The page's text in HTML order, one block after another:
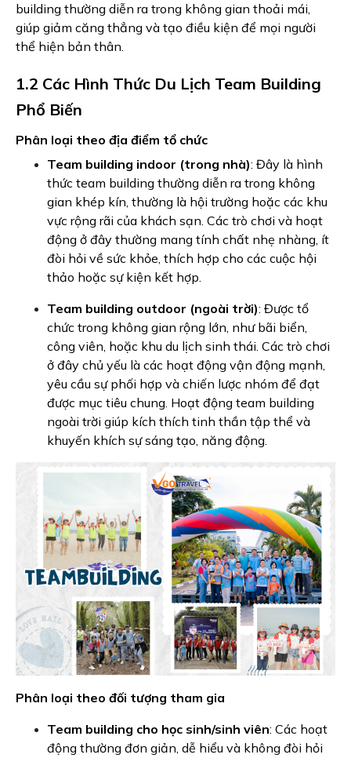
building thường diễn ra trong không gian thoải mái,
giúp giảm căng thẳng và tạo điều kiện để mọi người
thể hiện bản thân.
1.2 Các Hình Thức Du Lịch Team Building
Phổ Biến
Phân loại theo địa điểm tổ chức
Team building indoor (trong nhà): Đây là hình
thức team building thường diễn ra trong không
gian khép kín, thường là hội trường hoặc các khu
vực rộng rãi của khách sạn. Các trò chơi và hoạt
động ở đây thường mang tính chất nhẹ nhàng, ít
đòi hỏi về sức khỏe, thích hợp cho các cuộc hội
thảo hoặc sự kiện kết hợp.
Team building outdoor (ngoài trời): Được tổ
chức trong không gian rộng lớn, như bãi biển,
công viên, hoặc khu du lịch sinh thái. Các trò chơi
ở đây chủ yếu là các hoạt động vận động mạnh,
yêu cầu sự phối hợp và chiến lược nhóm để đạt
được mục tiêu chung. Hoạt động team building
ngoài trời giúp kích thích tinh thần tập thể và
khuyến khích sự sáng tạo, năng động.
Phân loại theo đối tượng tham gia
Team building cho học sinh/sinh viên: Các hoạt
động thường đơn giản, dễ hiểu và không đòi hỏi